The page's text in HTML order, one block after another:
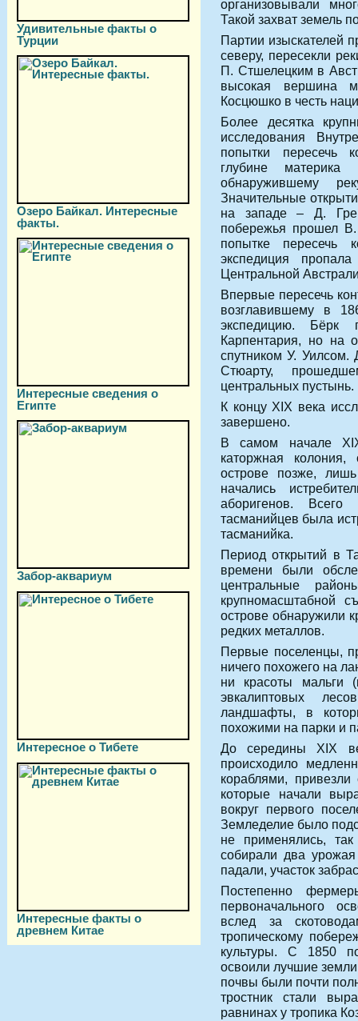
Удивительные факты о
Турции
Озеро Байкал. Интересные
факты.
Интересные сведения о
Египте
Забор-аквариум
Интересное о Тибете
Интересные факты о
древнем Китае
организовывали
Такой захват земель
Партии изыскателей
северу, пересекли
П. Стшелецким в
высокая вершина
Косцюшко в честь
Более десятка
исследования
попытки пересечь
глубине
обнаружившему
Значительные
на западе – Д.
побережья прошел В.
попытке пересечь
экспедиция
Центральной
Впервые пересечь
возглавившему в
экспедицию.
Карпентария, но на
спутником У. Уилсом.
Стюарту,
центральных пустынь.
К концу XIX века
завершено.
В самом начале
каторжная
острове позже,
начались
аборигенов. Всего
тасманийцев была
тасманийка.
Период открытий в
времени были
центральные
крупномасштабной
острове обнаружили
редких металлов.
Первые поселенцы,
ничего похожего на
ни красоты мальги
эвкалиптовых
ландшафты, в
похожими на парки и
До середины XIX
происходило
кораблями,
которые начали
вокруг первого
Земледелие было
не применялись,
собирали два
падали, участок
Постепенно
первоначального
вслед за
тропическому
культуры. С 1850
освоили лучшие
почвы были почти
тростник стали
равнинах у тропика